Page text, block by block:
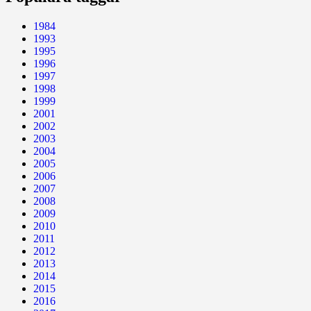
1984
1993
1995
1996
1997
1998
1999
2001
2002
2003
2004
2005
2006
2007
2008
2009
2010
2011
2012
2013
2014
2015
2016